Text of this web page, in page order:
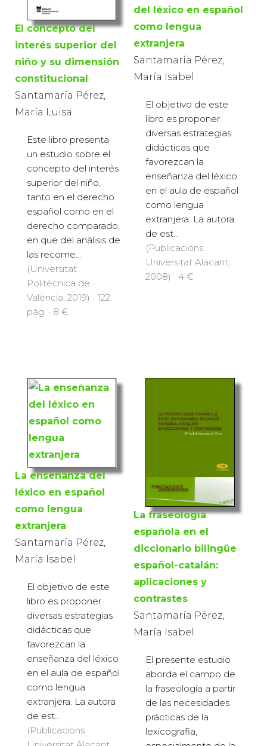
El concepto del
interés superior del
niño y su dimensión
constitucional
Santamaría Pérez,
María Luisa
Este libro presenta
un estudio sobre el
concepto del interés
superior del niño,
tanto en el derecho
español como en el
derecho comparado,
en que del análisis de
las recome...
(Universitat
Politècnica de
València, 2019) · 122
pàg. · 8 €
del léxico en español
como lengua
extranjera
Santamaría Pérez,
María Isabel
El objetivo de este
libro es proponer
diversas estrategias
didácticas que
favorezcan la
enseñanza del léxico
en el aula de español
como lengua
extranjera. La autora
de est...
(Publicacions
Universitat Alacant,
2008) · 4 €
La enseñanza del
léxico en español
como lengua
extranjera
Santamaría Pérez,
María Isabel
El objetivo de este
libro es proponer
diversas estrategias
didácticas que
favorezcan la
enseñanza del léxico
en el aula de español
como lengua
extranjera. La autora
de est...
(Publicacions
La fraseología
española en el
diccionario bilingüe
español-catalán:
aplicaciones y
contrastes
Santamaría Pérez,
María Isabel
El presente estudio
aborda el campo de
la fraseología a partir
de las necesidades
prácticas de la
lexicografia,